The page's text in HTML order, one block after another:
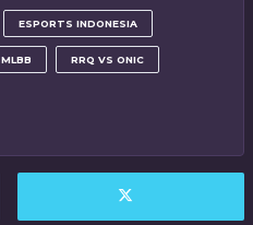
ESPORTS INDONESIA
MLBB RRQ VS ONIC